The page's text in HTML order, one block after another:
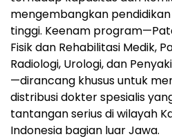
mengembangkan
tinggi. Keenam
Fisik dan Rehabilitasi Medik,
Radiologi, Urologi, dan
—dirancang khusus untuk
distribusi dokter spesialis
tantangan serius di wilayah
Indonesia bagian luar Jawa.